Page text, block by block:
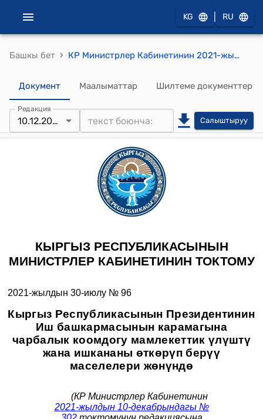
KG RU
Башкы бет › КР Министрлер Кабинетинин 2021-жылдын 30-июлундагы № 96 "Кыргыз Республикасынын Президентинин Иш башкармасынын карамагына чарбалык коомдогу мамлекеттик үлүштү жана ишкананы өткөрүп берүү маселелери жөнүндө" токтому
Документ Маалыматтар Шилтеме документтер
Редакция
10.12.2021 Салыштыруу